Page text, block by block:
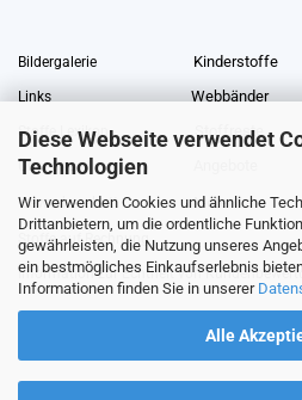
Diese Webseite verwendet
Technologien
Wir verwenden Cookies und ähnliche
Drittanbietern, um die ordentliche
gewährleisten, die Nutzung unseres
ein bestmögliches Einkaufserlebnis
Informationen finden Sie in unserer
Alle
Bildergalerie Kinderstoffe
Links Webbänder
Stoffe Lexikon Stoffreste
Über uns
Gewerberabatt Meterware
Stoffe auf Rechnung
Information zur Echtheit von